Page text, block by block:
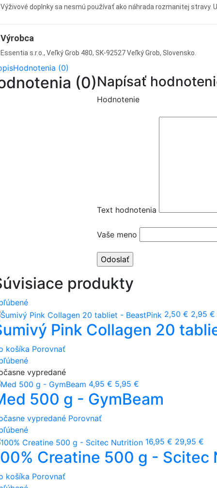
Výživové doplnky sa nesmú používať ako náhrada rozmanitej
Výrobca
Essentia s.r.o., Veľký Grob 480, SK-92527 Veľký Grob, Slovensko.
Hodnotenia (0)
(0)Napísať
Hodnotenie
Text hodnotenia
Vaše meno
produkty
2,50 € 2,95 €
Pink Collagen 20
košíka Porovnať
vypredané
4,95 € 5,95 €
500 g - GymBeam
vypredané Porovnať
16,95 € 29,95 €
Creatine 500 g - Scitec
košíka Porovnať